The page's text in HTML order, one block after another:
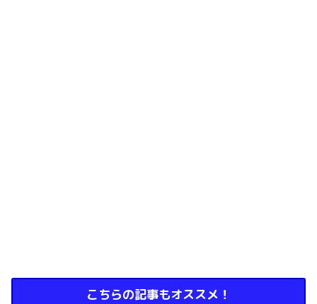
こちらの記事もオススメ！